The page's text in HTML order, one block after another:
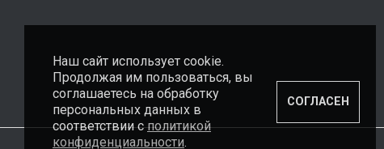
Наш сайт использует cookie.
Продолжая им пользоваться, вы
соглашаетесь на обработку
персональных данных в
соответствии сполитикой
конфиденциальности.
СОГЛАСЕН